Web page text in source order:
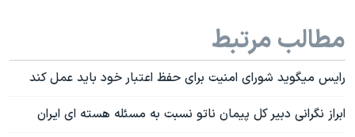
مطالب مرتبط
رايس ميگويد شورای امنيت برای حفظ اعتبار خود بايد عمل کند
ابراز نگرانی دبير کل پيمان ناتو نسبت به مسئله هسته ای ايران